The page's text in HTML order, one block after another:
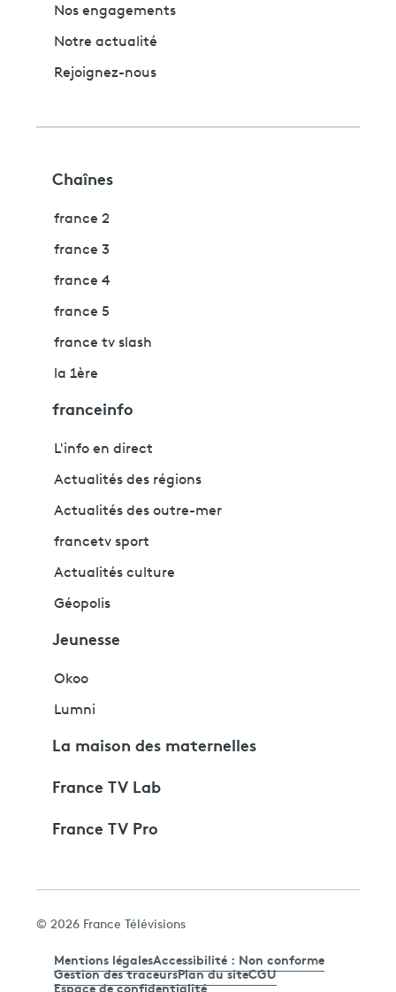
Nos engagements
Notre actualité
Rejoignez-nous
Chaînes
france 2
france 3
france 4
france 5
france tv slash
la 1ère
franceinfo
L'info en direct
Actualités des régions
Actualités des outre-mer
francetv sport
Actualités culture
Géopolis
Jeunesse
Okoo
Lumni
La maison des maternelles
France TV Lab
France TV Pro
© 2026 France Télévisions
Mentions légalesAccessibilité : Non conforme
Gestion des traceursPlan du siteCGU
Espace de confidentialité